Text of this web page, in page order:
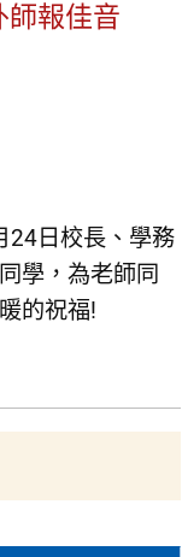
師報佳音
24日校長、學務
學，為老師同
的祝福!